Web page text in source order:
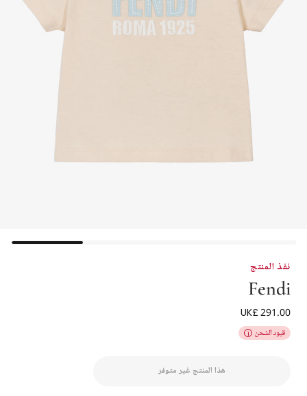
نفذ المنتج
Fendi
تيشيرت قطن لون بيج للأولاد
UK£ 291.00
قيود الشحن
هذا المنتج غير متوفر